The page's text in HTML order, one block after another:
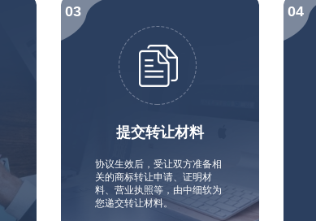
提交转让材料
协议生效后，受让双方准备相
关的商标转让申请、证明材
料、营业执照等，由中细软为
您递交转让材料。